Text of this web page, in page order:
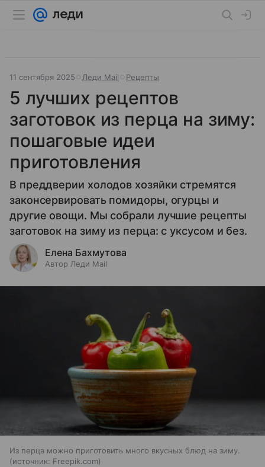
11 сентября 2025 Леди Mail Рецепты
5 лучших рецептов
заготовок из перца на зиму:
пошаговые идеи
приготовления
В преддверии холодов хозяйки стремятся
законсервировать помидоры, огурцы и
другие овощи. Мы собрали лучшие рецепты
заготовок на зиму из перца: с уксусом и без.
Елена Бахмутова
Автор Леди Mail
Из перца можно приготовить много вкусных блюд на зиму.
источник: Freepik.com